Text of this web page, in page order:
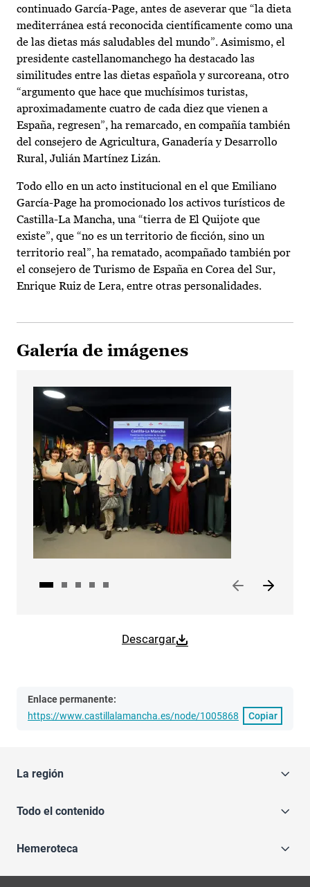
continuado García-Page, antes de aseverar que “la dieta
mediterránea está reconocida científicamente como una
de las dietas más saludables del mundo”. Asimismo, el
presidente castellanomanchego ha destacado las
similitudes entre las dietas española y surcoreana, otro
“argumento que hace que muchísimos turistas,
aproximadamente cuatro de cada diez que vienen a
España, regresen”, ha remarcado, en compañía también
del consejero de Agricultura, Ganadería y Desarrollo
Rural, Julián Martínez Lizán.
Todo ello en un acto institucional en el que Emiliano
García-Page ha promocionado los activos turísticos de
Castilla-La Mancha, una “tierra de El Quijote que
existe”, que “no es un territorio de ficción, sino un
territorio real”, ha rematado, acompañado también por
el consejero de Turismo de España en Corea del Sur,
Enrique Ruiz de Lera, entre otras personalidades.
Galería de imágenes
Descargar
Enlace permanente:
https://www.castillalamancha.es/node/1005868
Copiar
La región
Todo el contenido
Hemeroteca